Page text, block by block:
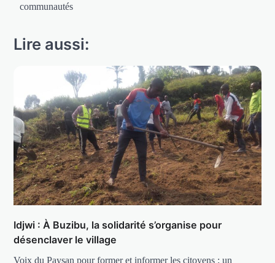
communautés
Lire aussi:
Idjwi : À Buzibu, la solidarité s’organise pour
désenclaver le village
Voix du Paysan pour former et informer les citoyens : un